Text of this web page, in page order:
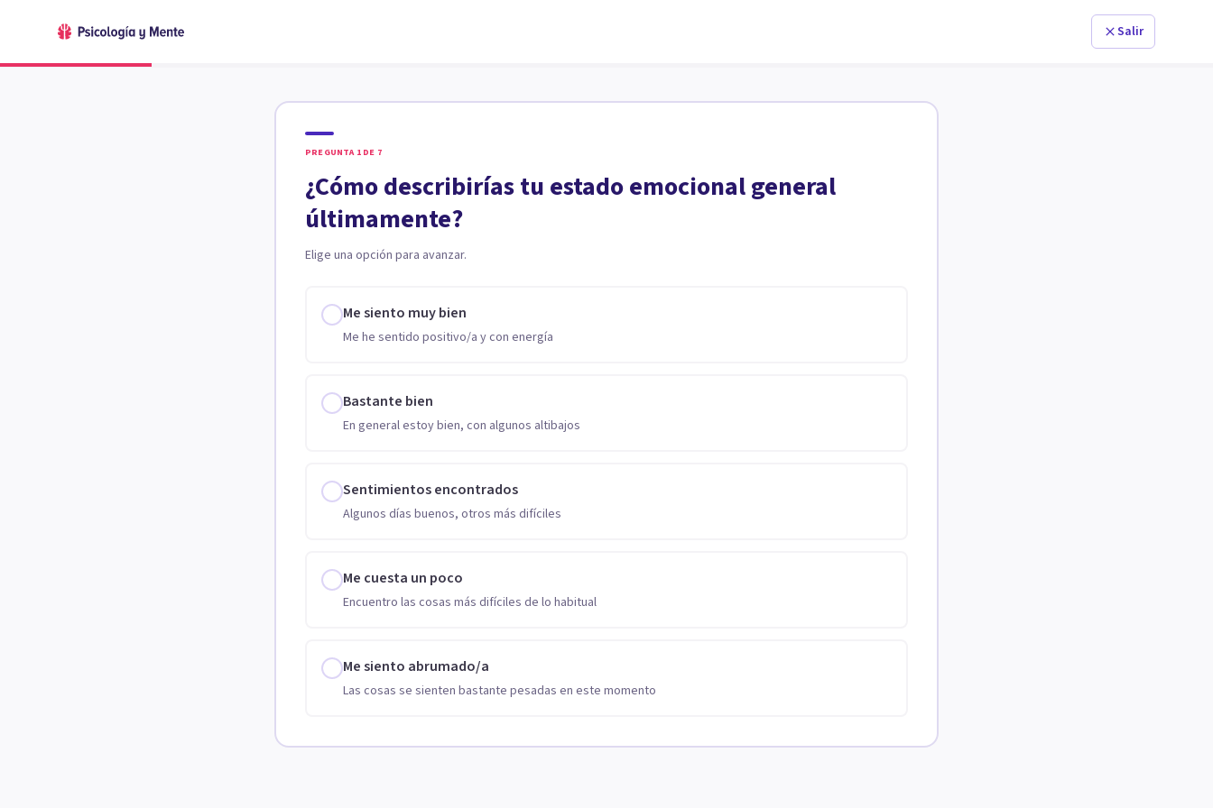
Salir
PREGUNTA 1 DE 7
¿Cómo describirías tu estado emocional general
últimamente?
Elige una opción para avanzar.
Me siento muy bien
Me he sentido positivo/a y con energía
Bastante bien
En general estoy bien, con algunos altibajos
Sentimientos encontrados
Algunos días buenos, otros más difíciles
Me cuesta un poco
Encuentro las cosas más difíciles de lo habitual
Me siento abrumado/a
Las cosas se sienten bastante pesadas en este momento